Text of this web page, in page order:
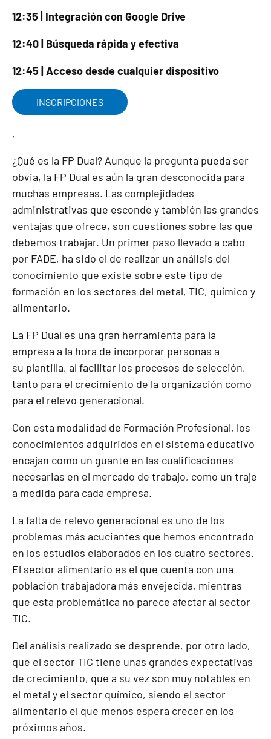
12:35 | Integración con Google Drive
12:40 | Búsqueda rápida y efectiva
12:45 | Acceso desde cualquier dispositivo
INSCRIPCIONES
,
¿Qué es la FP Dual? Aunque la pregunta pueda ser
obvia, la FP Dual es aún la gran desconocida para
muchas empresas. Las complejidades
administrativas que esconde y también las grandes
ventajas que ofrece, son cuestiones sobre las que
debemos trabajar. Un primer paso llevado a cabo
por FADE, ha sido el de realizar un análisis del
conocimiento que existe sobre este tipo de
formación en los sectores del metal, TIC, químico y
alimentario.
La FP Dual es una gran herramienta para la
empresa a la hora de incorporar personas a
su plantilla, al facilitar los procesos de selección,
tanto para el crecimiento de la organización como
para el relevo generacional.
Con esta modalidad de Formación Profesional, los
conocimientos adquiridos en el sistema educativo
encajan como un guante en las cualificaciones
necesarias en el mercado de trabajo, como un traje
a medida para cada empresa.
La falta de relevo generacional es uno de los
problemas más acuciantes que hemos encontrado
en los estudios elaborados en los cuatro sectores.
El sector alimentario es el que cuenta con una
población trabajadora más envejecida, mientras
que esta problemática no parece afectar al sector
TIC.
Del análisis realizado se desprende, por otro lado,
que el sector TIC tiene unas grandes expectativas
de crecimiento, que a su vez son muy notables en
el metal y el sector químico, siendo el sector
alimentario el que menos espera crecer en los
próximos años.